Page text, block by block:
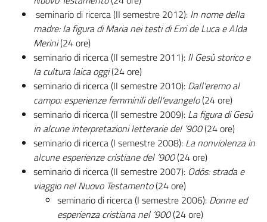
seminario di ricerca (II semestre 2012): In nome della
madre: la figura di Maria nei testi di Erri de Luca e Alda
Merini(24 ore)
seminario di ricerca (II semestre 2011): Il Gesù storico e
la cultura laica oggi(24 ore)
seminario di ricerca (II semestre 2010): Dall'eremo al
campo: esperienze femminili dell'evangelo(24 ore)
seminario di ricerca (II semestre 2009): La figura di Gesù
in alcune interpretazioni letterarie del ’900(24 ore)
seminario di ricerca (I semestre 2008): La nonviolenza in
alcune esperienze cristiane del ’900(24 ore)
seminario di ricerca (II semestre 2007): Odós: strada e
viaggio nel Nuovo Testamento(24 ore)
seminario di ricerca (I semestre 2006): Donne ed
esperienza cristiana nel ’900(24 ore)